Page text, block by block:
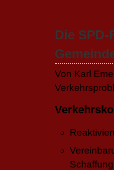
Die
Von Karl